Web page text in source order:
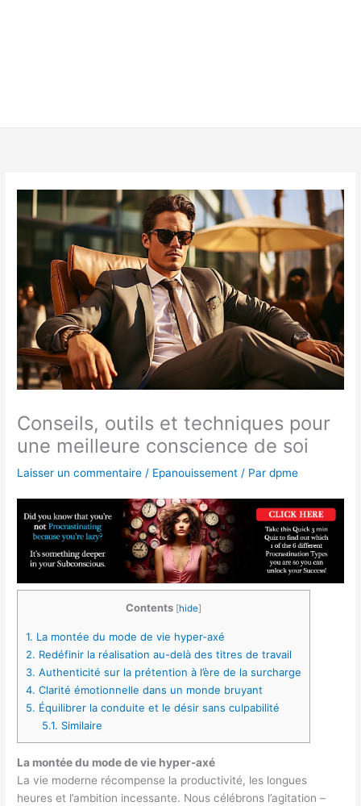
Conseils, outils et techniques pour
une meilleure conscience de soi
Laisser un commentaire / Epanouissement / Pardpme
Contents [hide]
1. La montée du mode de vie hyper-axé
2. Redéfinir la réalisation au-delà des titres de travail
3. Authenticité sur la prétention à l’ère de la surcharge
4. Clarité émotionnelle dans un monde bruyant
5. Équilibrer la conduite et le désir sans culpabilité
5.1. Similaire
La montée du mode de vie hyper-axé
La vie moderne récompense la productivité, les longues
heures et l’ambition incessante. Nous célébrons l’agitation –